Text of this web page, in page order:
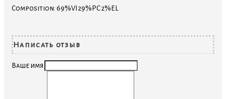
Composition: 69%VI 29%PC 2%EL
Написать отзыв
Ваше имя